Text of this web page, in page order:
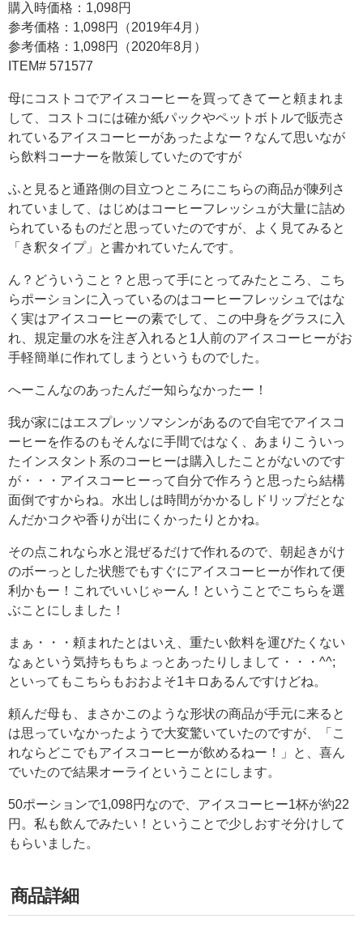
購入時価格：1,098円
参考価格：1,098円（2019年4月）
参考価格：1,098円（2020年8月）
ITEM# 571577
母にコストコでアイスコーヒーを買ってきてーと頼まれま
して、コストコには確か紙パックやペットボトルで販売さ
れているアイスコーヒーがあったよなー？なんて思いなが
ら飲料コーナーを散策していたのですが
ふと見ると通路側の目立つところにこちらの商品が陳列さ
れていまして、はじめはコーヒーフレッシュが大量に詰め
られているものだと思っていたのですが、よく見てみると
「き釈タイプ」と書かれていたんです。
ん？どういうこと？と思って手にとってみたところ、こち
らポーションに入っているのはコーヒーフレッシュではな
く実はアイスコーヒーの素でして、この中身をグラスに入
れ、規定量の水を注ぎ入れると1人前のアイスコーヒーがお
手軽簡単に作れてしまうというものでした。
へーこんなのあったんだー知らなかったー！
我が家にはエスプレッソマシンがあるので自宅でアイスコ
ーヒーを作るのもそんなに手間ではなく、あまりこういっ
たインスタント系のコーヒーは購入したことがないのです
が・・・アイスコーヒーって自分で作ろうと思ったら結構
面倒ですからね。水出しは時間がかかるしドリップだとな
んだかコクや香りが出にくかったりとかね。
その点これなら水と混ぜるだけで作れるので、朝起きがけ
のボーっとした状態でもすぐにアイスコーヒーが作れて便
利かもー！これでいいじゃーん！ということでこちらを選
ぶことにしました！
まぁ・・・頼まれたとはいえ、重たい飲料を運びたくない
なぁという気持ちもちょっとあったりしまして・・・^^;
といってもこちらもおおよそ1キロあるんですけどね。
頼んだ母も、まさかこのような形状の商品が手元に来ると
は思っていなかったようで大変驚いていたのですが、「こ
れならどこでもアイスコーヒーが飲めるねー！」と、喜ん
でいたので結果オーライということにします。
50ポーションで1,098円なので、アイスコーヒー1杯が約22
円。私も飲んでみたい！ということで少しおすそ分けして
もらいました。
商品詳細